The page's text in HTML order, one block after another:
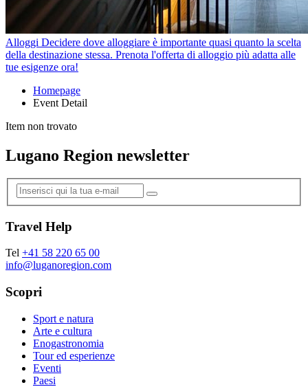
Alloggi Decidere dove alloggiare è importante quasi quanto la scelta
della destinazione stessa. Prenota l'offerta di alloggio più adatta alle
tue esigenze ora!
Homepage
Event Detail
Item non trovato
Lugano Region newsletter
Travel Help
Tel +41 58 220 65 00
info@luganoregion.com
Scopri
Sport e natura
Arte e cultura
Enogastronomia
Tour ed esperienze
Eventi
Paesi